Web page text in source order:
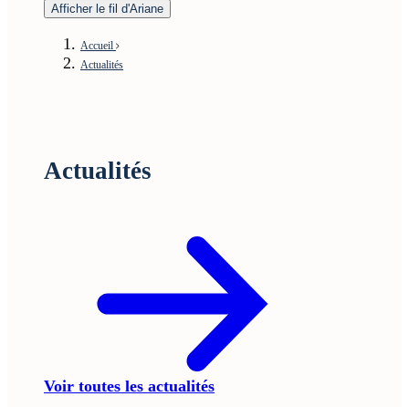
Afficher le fil d'Ariane
Accueil
Actualités
Actualités
Voir toutes les actualités